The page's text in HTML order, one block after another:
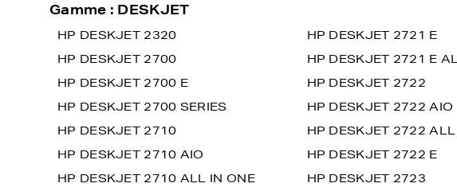
Gamme : DESKJET
HP DESKJET 2320
HP DESKJET 2700
HP DESKJET 2700 E
HP DESKJET 2700 SERIES
HP DESKJET 2710
HP DESKJET 2710 AIO
HP DESKJET 2710 ALL IN ONE
HP DESKJET 2721 E
HP DESKJET 2721 E
HP DESKJET 2722
HP DESKJET 2722 AIO
HP DESKJET 2722 ALL
HP DESKJET 2722 E
HP DESKJET 2723